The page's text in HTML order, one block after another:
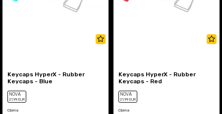
Keycaps HyperX - Rubber
Keycaps - Blue
NOVA
21,99 EUR
Cijena
Keycaps HyperX - Rubber
Keycaps - Red
NOVA
21,99 EUR
Cijena